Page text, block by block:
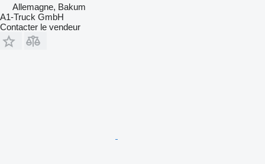
Allemagne, Bakum
A1-Truck GmbH
Contacter le vendeur